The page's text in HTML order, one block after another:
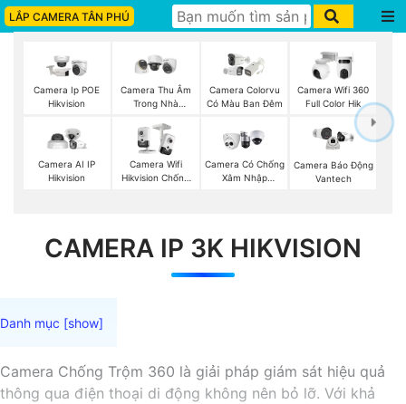
LẮP CAMERA TÂN PHÚ
Camera Ip POE
Hikvision
Camera Thu Âm
Trong Nhà
Camera Colorvu
Có Màu Ban Đêm
Camera Wifi 360
Full Color Hik
Camera AI IP
Hikvision
Camera Wifi
Hikvision Chống
Camera Có Chống
Xâm Nhập
Camera Báo Động
Vantech
CAMERA IP 3K HIKVISION
Camera Chống Trộm 360 là giải pháp giám sát hiệu quả
thông qua điện thoại di động không nên bỏ lỡ. Với khả